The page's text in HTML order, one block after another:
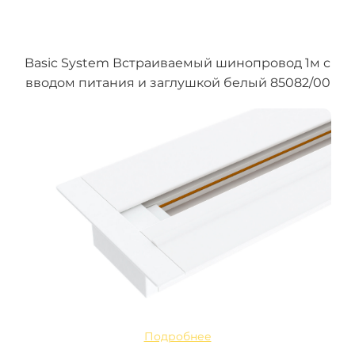
Basic System Встраиваемый шинопровод 1м с
вводом питания и заглушкой белый 85082/00
Подробнее